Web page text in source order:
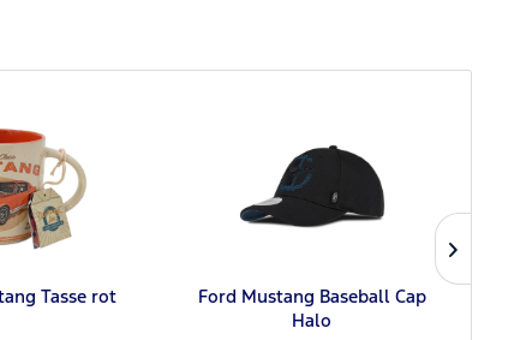
Tasse rot
Ford Mustang Baseball Cap
Halo